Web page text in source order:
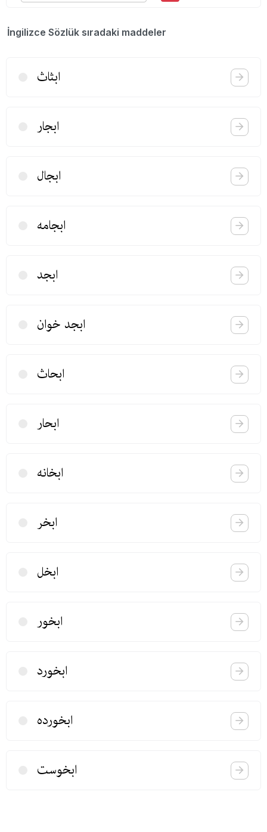
İngilizce Sözlük sıradaki maddeler
ابثاث
ابجار
ابجال
ابجامه
ابجد
ابجد خوان
ابحاث
ابحار
ابخانه
ابخر
ابخل
ابخور
ابخورد
ابخورده
ابخوست